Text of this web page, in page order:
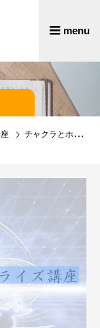
チャクラとホメオパシー